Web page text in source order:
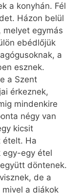
a konyhán. Fél
Házon belül
egymás
ebédlőjük
a
esznek.
a Szent
érkeznek,
mindenkire
négy van
kicsit
ételt. Ha
egy-egy étel
döntenek.
de a
a diákok